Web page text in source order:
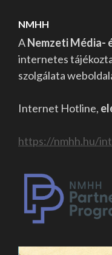
NMHH
ANemzeti Média-
internetes
szolgálata
Internet Hotline,
https://nmhh.hu/